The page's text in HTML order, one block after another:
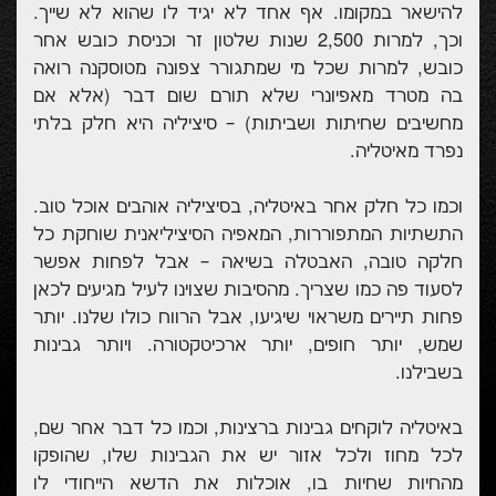
להישאר במקומו. אף אחד לא יגיד לו שהוא לא שייך.
וכך, למרות 2,500 שנות שלטון זר וכניסת כובש אחר
כובש, למרות שכל מי שמתגורר צפונה מטוסקנה רואה
בה מטרד מאפיונרי שלא תורם שום דבר (אלא אם
מחשיבים שחיתות ושביתות) – סיציליה היא חלק בלתי
נפרד מאיטליה.
וכמו כל חלק אחר באיטליה, בסיציליה אוהבים אוכל טוב.
התשתיות המתפוררות, המאפיה הסיציליאנית שוחקת כל
חלקה טובה, האבטלה בשיאה – אבל לפחות אפשר
לסעוד פה כמו שצריך. מהסיבות שצוינו לעיל מגיעים לכאן
פחות תיירים משראוי שיגיעו, אבל הרווח כולו שלנו. יותר
שמש, יותר חופים, יותר ארכיטקטורה. ויותר גבינות
בשבילנו.
באיטליה לוקחים גבינות ברצינות, וכמו כל דבר אחר שם,
לכל מחוז ולכל אזור יש את הגבינות שלו, שהופקו
מהחיות שחיות בו, אוכלות את הדשא הייחודי לו